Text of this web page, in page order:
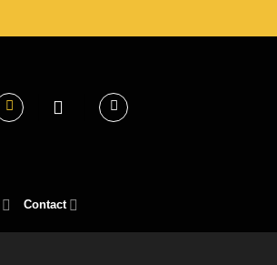
Contact